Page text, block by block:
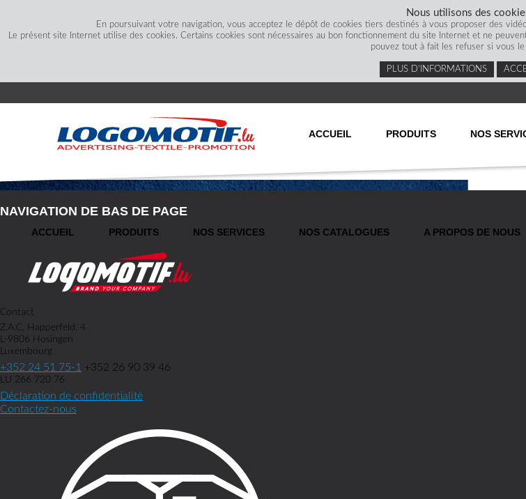
Nous utilisons des
En poursuivant votre navigation, vous acceptez le dépôt de cookies tiers destinés à vous proposer des
Le présent site Internet utilise des cookies. Certains cookies sont nécessaires au bon fonctionnement du site Internet et ne
pouvez tout à fait les refuser si vous le
PLUS D’INFORMATIONS
ACCUEIL PRODUITS NOS
NAVIGATION DE BAS DE PAGE
ACCUEIL PRODUITS NOS SERVICES NOS CATALOGUES A PROPOS DE NOUS
Contact
Z.A.C. Happerfeld, 4
L-9806 Hosingen
Luxembourg
+352 24 51 75-1 +352 26 90 39 46
LU 266 720 76
Déclaration de confidentialité
Contactez-nous